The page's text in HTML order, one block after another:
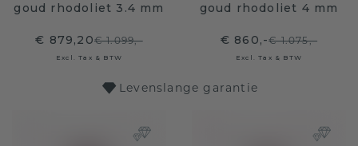
goud rhodoliet 3.4 mm
€ 879,20€ 1.099,-
Excl. Tax & BTW
goud rhodoliet 4 mm
€ 860,-€ 1.075,-
Excl. Tax & BTW
Levenslange garantie